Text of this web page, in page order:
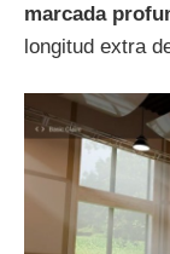
marcada
longitud extra